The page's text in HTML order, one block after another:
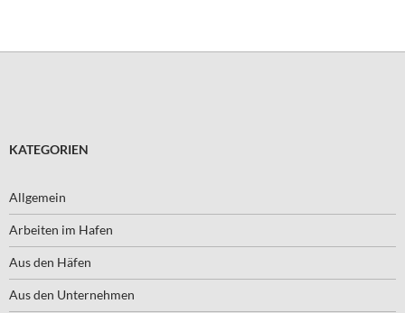
KATEGORIEN
Allgemein
Arbeiten im Hafen
Aus den Häfen
Aus den Unternehmen